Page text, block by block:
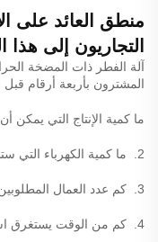
منطق العائد على
التجاريون إلى هذا
آلة الفطر ذات المضخة
المشترون بأربعة أرقام قبل
ما كمية الإنتاج التي يمكن
2. ما كمية الكهرباء التي
3. كم عدد العمال
4. كم من الوقت يستغرق